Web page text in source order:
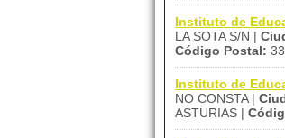
Instituto de
LA SOTA S/N |
Código Postal:
Instituto de
NO CONSTA |
ASTURIAS |